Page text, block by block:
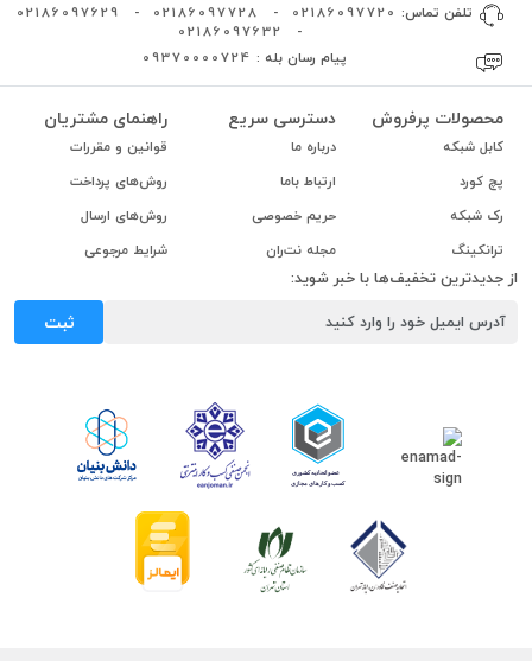
تلفن تماس: 02186097720
-
02186097728
-
02186097629
-
02186097632
پیام رسان بله : 09370000724
محصولات پرفروش
کابل شبکه
پچ کورد
رک شبکه
ترانکینگ
دسترسی سریع
درباره ما
ارتباط باما
حریم خصوصی
مجله نت‌ران
راهنمای مشتریان
قوانین و مقررات
روش‌های پرداخت
روش‌های ارسال
شرایط مرجوعی
از جدیدترین تخفیف‌ها با خبر شوید:
ثبت